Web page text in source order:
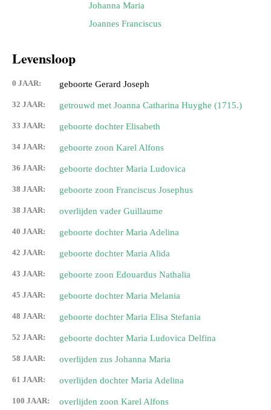
Johanna Maria
Joannes Franciscus
Levensloop
0 JAAR: geboorte Gerard Joseph
32 JAAR: getrouwd met Joanna Catharina Huyghe (1715.)
33 JAAR: geboorte dochter Elisabeth
34 JAAR: geboorte zoon Karel Alfons
36 JAAR: geboorte dochter Maria Ludovica
38 JAAR: geboorte zoon Franciscus Josephus
38 JAAR: overlijden vader Guillaume
40 JAAR: geboorte dochter Maria Adelina
42 JAAR: geboorte dochter Maria Alida
43 JAAR: geboorte zoon Edouardus Nathalia
45 JAAR: geboorte dochter Maria Melania
48 JAAR: geboorte dochter Maria Elisa Stefania
52 JAAR: geboorte dochter Maria Ludovica Delfina
58 JAAR: overlijden zus Johanna Maria
61 JAAR: overlijden dochter Maria Adelina
100 JAAR: overlijden zoon Karel Alfons